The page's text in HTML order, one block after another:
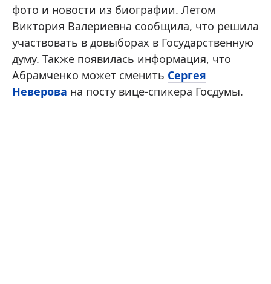
фото и новости из биографии. Летом
Виктория Валериевна сообщила, что решила
участвовать в довыборах в Государственную
думу. Также появилась информация, что
Абрамченко может сменить Сергея
Неверова на посту вице-спикера Госдумы.